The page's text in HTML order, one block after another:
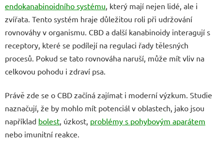
endokanabinoidního systému , který mají nejen lidé, ale i
zvířata. Tento systém hraje důležitou roli při udržování
rovnováhy v organismu. CBD a další kanabinoidy interagují s
receptory, které se podílejí na regulaci řady tělesných
procesů. Pokud se tato rovnováha naruší, může mít vliv na
celkovou pohodu i zdraví psa.
Právě zde se o CBD začíná zajímat i moderní výzkum. Studie
naznačují, že by mohlo mít potenciál v oblastech, jako jsou
například bolest , úzkost, problémy s pohybovým aparátem
nebo imunitní reakce.